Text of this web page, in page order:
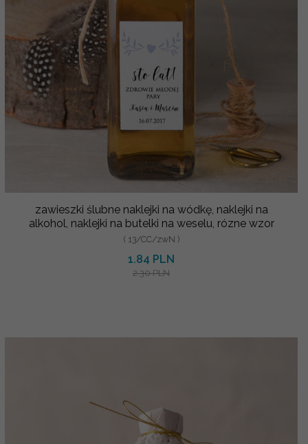
zawieszki ślubne naklejki na wódkę, naklejki na
alkohol, naklejki na butelki na weselu, rózne wzor
( 13/CC/zwN )
1.84 PLN
2.30 PLN